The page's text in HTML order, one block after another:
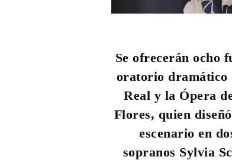
Se ofrecerán ocho
oratorio dramático
Real y la Ópera
Flores, quien
escenario en
sopranos Sylvia